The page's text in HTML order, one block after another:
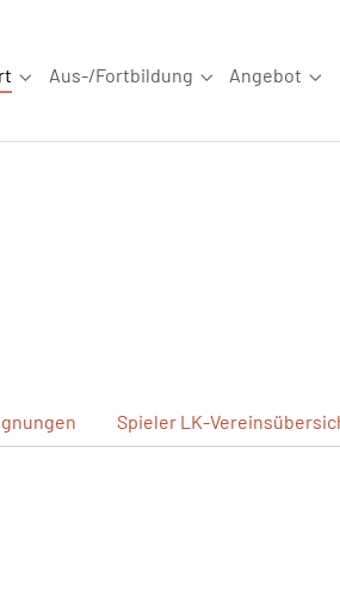
Submenu for "Wettkampfsport"
Aus-/Fortbildung
Submenu for
Angebot
Spieler LK-